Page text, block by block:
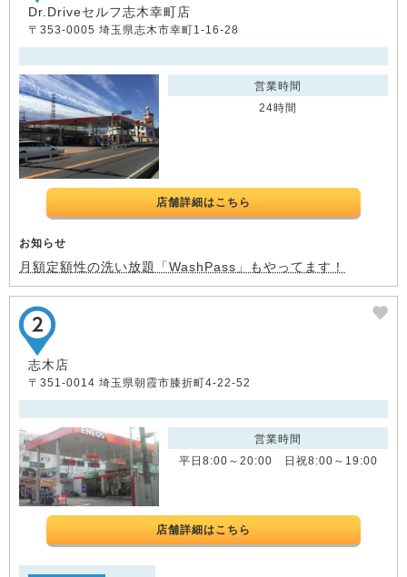
Dr.Driveセルフ志木幸町店
〒353-0005 埼玉県志木市幸町1-16-28
営業時間
24時間
店舗詳細はこちら
お知らせ
月額定額性の洗い放題「WashPass」もやってます！
志木店
〒351-0014 埼玉県朝霞市膝折町4-22-52
営業時間
平日8:00～20:00 日祝8:00～19:00
店舗詳細はこちら